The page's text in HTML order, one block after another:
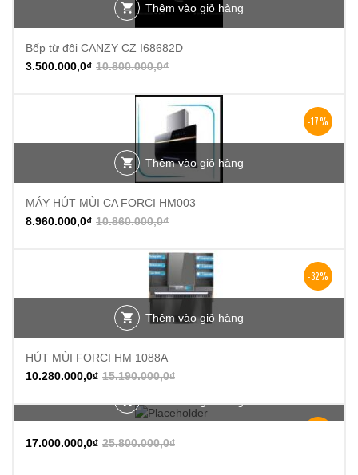
Thêm vào giỏ hàng
Bếp từ đôi CANZY CZ I68682D
10.800.000,0₫
3.500.000,0₫
-17%
Thêm vào giỏ hàng
MÁY HÚT MÙI CA FORCI HM003
10.860.000,0₫
8.960.000,0₫
-32%
Thêm vào giỏ hàng
HÚT MÙI FORCI HM 1088A
15.190.000,0₫
10.280.000,0₫
25.800.000,0₫
17.000.000,0₫